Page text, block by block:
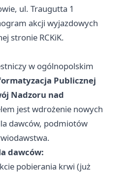
ul. Traugutta 1
akcji wyjazdowych
stronie RCKiK.
w ogólnopolskim
Publicznej
Nadzoru nad
jest wdrożenie nowych
dawców, podmiotów
dawców:
pobierania krwi (już